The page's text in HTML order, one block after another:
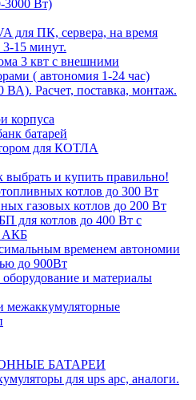
Вт)
для ПК, сервера, на время
15 минут.
3 квт с внешними
( автономия 1-24 час)
Расчет, поставка, монтаж.
корпуса
батарей
для КОТЛА
выбрать и купить правильно!
котлов до 300 Вт
газовых котлов до 200 Вт
для котлов до 400 Вт с
АКБ
временем автономии
до 900Вт
и материалы
межаккумуляторные
БАТАРЕИ
для ups apc, аналоги.